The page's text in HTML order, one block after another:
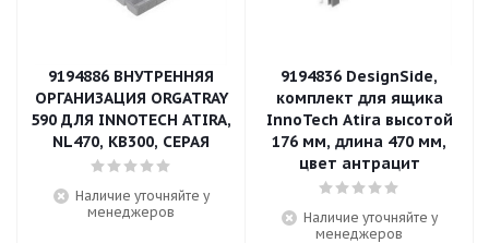
9194886 ВНУТРЕННЯЯ
ОРГАНИЗАЦИЯ ORGATRAY
590 ДЛЯ INNOTECH ATIRA,
NL470, KB300, СЕРАЯ
Наличие уточняйте у
менеджеров
9194836 DesignSide,
комплект для ящика
InnoTech Atira высотой
176 мм, длина 470 мм,
цвет антрацит
Наличие уточняйте у
менеджеров